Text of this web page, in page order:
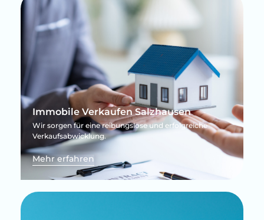
Immobile Verkaufen Salzhausen
Wir sorgen für eine reibungslose und erfolgreiche
Verkaufsabwicklung.
Mehr erfahren